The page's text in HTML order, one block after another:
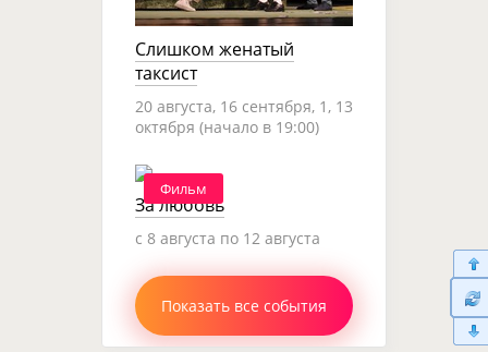
Слишком женатый
таксист
20 августа, 16 сентября, 1, 13
октября (начало в 19:00)
Фильм
За любовь
c 8 августа по 12 августа
Показать все события